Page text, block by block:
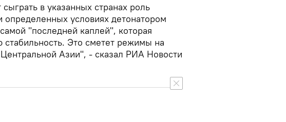
в указанных странах роль
определенных условиях детонатором
"последней каплей", которая
стабильность. Это сметет режимы на
Центральной Азии", - сказал РИА Новости